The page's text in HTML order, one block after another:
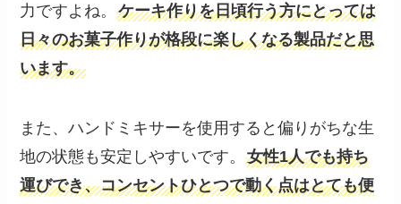
力ですよね。ケーキ作りを日頃行う方にとっては
日々のお菓子作りが格段に楽しくなる製品だと思
います。
また、ハンドミキサーを使用すると偏りがちな生
地の状態も安定しやすいです。女性1人でも持ち
運びでき、コンセントひとつで動く点はとても便